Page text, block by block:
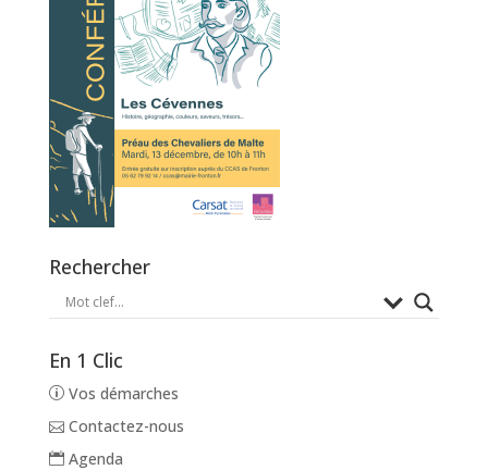
Rechercher
En 1 Clic
Vos démarches
Contactez-nous
Agenda